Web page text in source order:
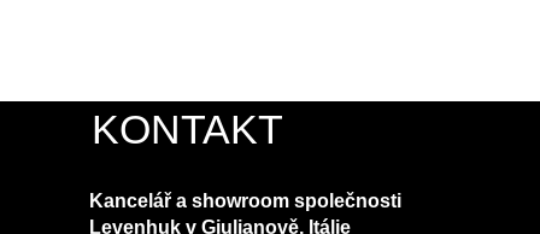
KONTAKT
Kancelář a showroom společnosti
Levenhuk v Giulianově, Itálie